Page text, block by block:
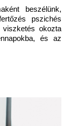
beszélünk,
pszichés
okozta
és az